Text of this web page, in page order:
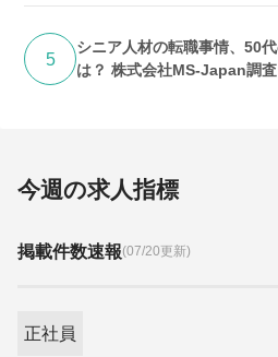
5
シニア人材の転職事情、50
は？ 株式会社MS-Japan調査
今週の求人指標
掲載件数速報(07/20更新)
正社員